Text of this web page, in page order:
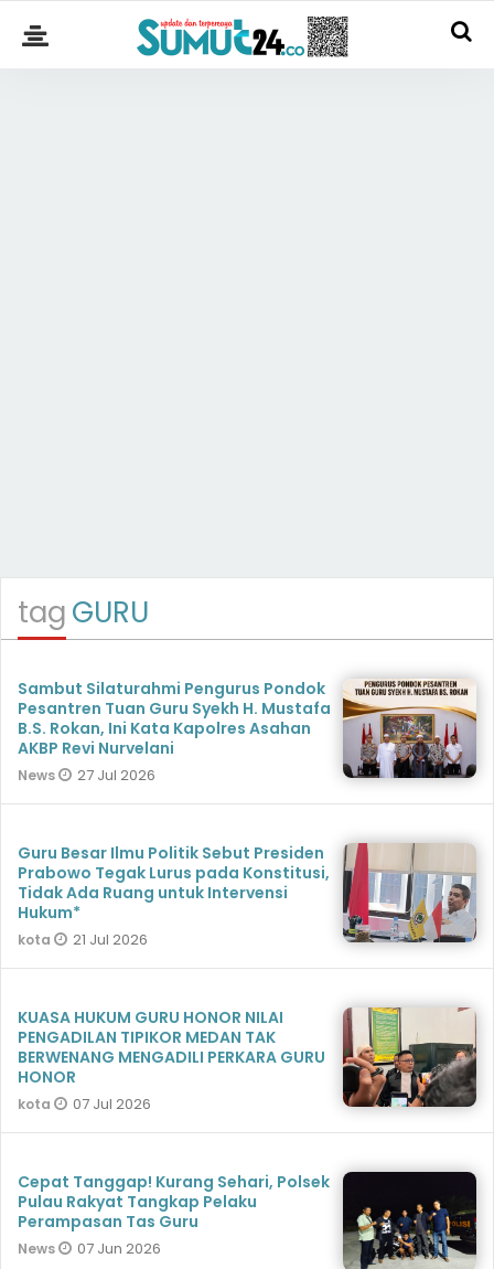
tagGURU
Sambut Silaturahmi Pengurus Pondok
Pesantren Tuan Guru Syekh H. Mustafa
B.S. Rokan, Ini Kata Kapolres Asahan
AKBP Revi Nurvelani
News 27 Jul 2026
Guru Besar Ilmu Politik Sebut Presiden
Prabowo Tegak Lurus pada Konstitusi,
Tidak Ada Ruang untuk Intervensi
Hukum*
kota 21 Jul 2026
KUASA HUKUM GURU HONOR NILAI
PENGADILAN TIPIKOR MEDAN TAK
BERWENANG MENGADILI PERKARA GURU
HONOR
kota 07 Jul 2026
Cepat Tanggap! Kurang Sehari, Polsek
Pulau Rakyat Tangkap Pelaku
Perampasan Tas Guru
News 07 Jun 2026